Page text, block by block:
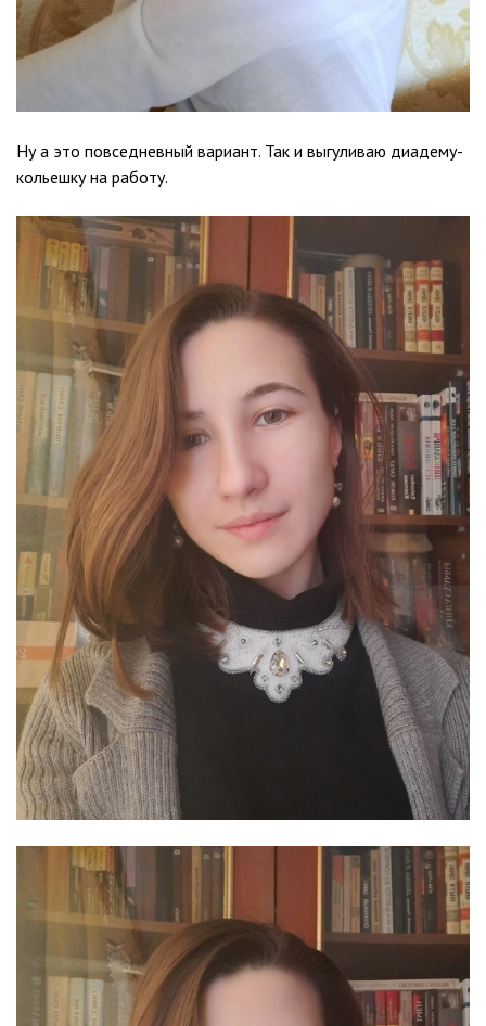
Ну а это повседневный вариант. Так и выгуливаю диадему-
кольешку на работу.